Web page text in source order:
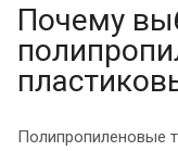
Почему
Полипропиленовые